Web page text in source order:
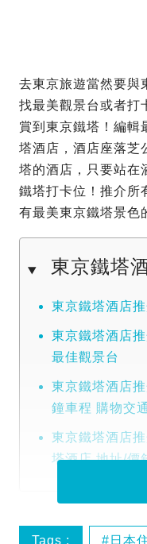
去東京旅遊當然要與
找最美觀景台或者打
賞到東京鐵塔！編輯
塔酒店，酒店座落芝
塔的酒店，只要站在
鐵塔打卡位！推介所
有最美東京鐵塔景色
東京鐵塔
東京鐵塔酒店
東京鐵塔酒店
最佳觀景台
東京鐵塔酒店
鐘車程 購物交
東京鐵塔酒店
塔酒店 地址/價
Tags : 日本